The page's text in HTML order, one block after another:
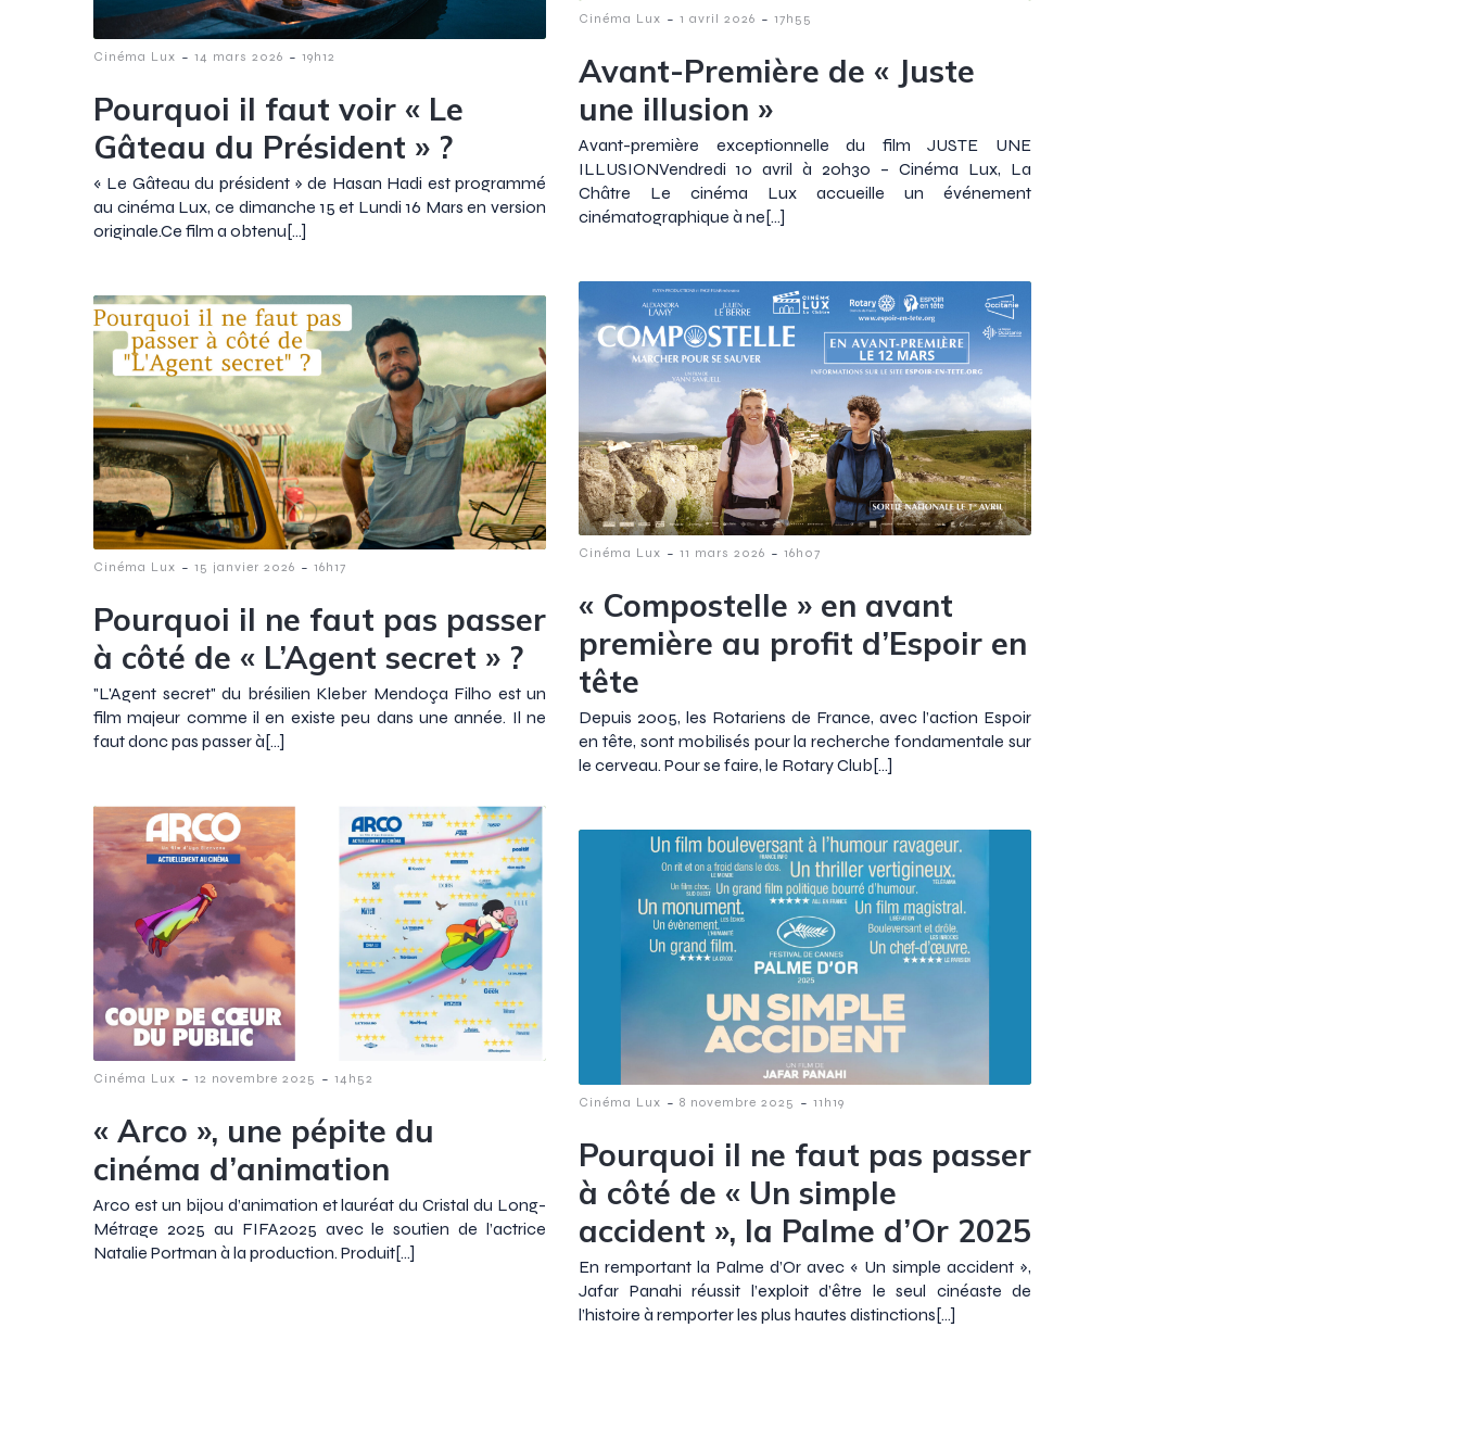
Cinéma Lux - 1 avril 2026 - 17h55
Avant-Première de « Juste
une illusion »
Avant-première exceptionnelle du film JUSTE UNE
ILLUSIONVendredi 10 avril à 20h30 – Cinéma Lux, La
Châtre Le cinéma Lux accueille un événement
cinématographique à ne[…]
Cinéma Lux - 14 mars 2026 - 19h12
Pourquoi il faut voir « Le
Gâteau du Président » ?
« Le Gâteau du président » de Hasan Hadi est programmé
au cinéma Lux, ce dimanche 15 et Lundi 16 Mars en version
originale.Ce film a obtenu[…]
Cinéma Lux - 11 mars 2026 - 16h07
« Compostelle » en avant
première au profit d’Espoir en
tête
Depuis 2005, les Rotariens de France, avec l’action Espoir
en tête, sont mobilisés pour la recherche fondamentale sur
le cerveau. Pour se faire, le Rotary Club[…]
Cinéma Lux - 15 janvier 2026 - 16h17
Pourquoi il ne faut pas passer
à côté de « L’Agent secret » ?
"L'Agent secret" du brésilien Kleber Mendoça Filho est un
film majeur comme il en existe peu dans une année. Il ne
faut donc pas passer à[…]
Cinéma Lux - 12 novembre 2025 - 14h52
« Arco », une pépite du
cinéma d’animation
Arco est un bijou d’animation et lauréat du Cristal du Long-
Métrage 2025 au FIFA2025 avec le soutien de l’actrice
Natalie Portman à la production. Produit[…]
Cinéma Lux - 8 novembre 2025 - 11h19
Pourquoi il ne faut pas passer
à côté de « Un simple
accident », la Palme d’Or 2025
En remportant la Palme d’Or avec « Un simple accident »,
Jafar Panahi réussit l’exploit d’être le seul cinéaste de
l’histoire à remporter les plus hautes distinctions[…]